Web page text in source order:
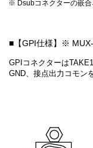
※ Dsubコネクターの嵌
■【GPI仕様】※
GPIコネクターは
GND、接点出力コモン